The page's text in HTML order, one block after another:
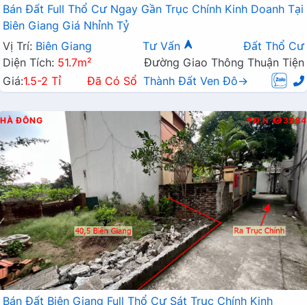
Bán Đất Full Thổ Cư Ngay Gần Trục Chính Kinh Doanh Tại
Biên Giang Giá Nhỉnh Tỷ
Vị Trí: Biên Giang Tư Vấn
Đất Thổ Cư
Diện Tích: 51.7m²
Đường Giao Thông Thuận Tiện
Giá:1.5-2 Tỉ Đã Có Sổ Thành Đất Ven Đô→
HÀ ĐÔNG Đ.N 3984
Bán Đất Biên Giang Full Thổ Cư Sát Trục Chính Kinh